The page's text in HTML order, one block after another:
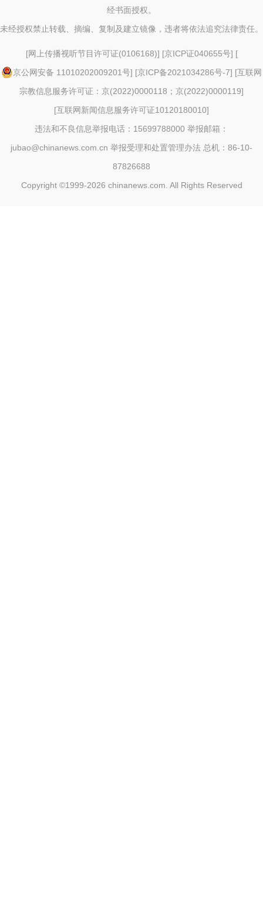
经书面授权。
未经授权禁止转载、摘编、复制及建立镜像，违者将依法追究法律责任。
[网上传播视听节目许可证(0106168)] [京ICP证040655号] [
京公网安备 11010202009201号] [京ICP备2021034286号-7] [互联网
宗教信息服务许可证：京(2022)0000118；京(2022)0000119]
[互联网新闻信息服务许可证10120180010]
违法和不良信息举报电话：15699788000 举报邮箱：
jubao@chinanews.com.cn 举报受理和处置管理办法 总机：86-10-
87826688
Copyright ©1999-2026 chinanews.com. All Rights Reserved